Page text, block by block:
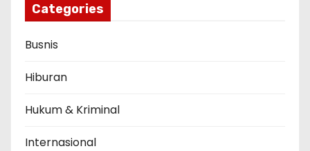
Categories
Busnis
Hiburan
Hukum & Kriminal
Internasional